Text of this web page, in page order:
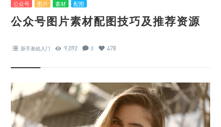
公众号 图片 素材 配图
公众号图片素材配图技巧及推荐资源
新手基础入门 9,092 0 478